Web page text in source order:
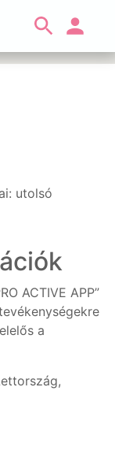
utolsó
ACTIVE APP”
a